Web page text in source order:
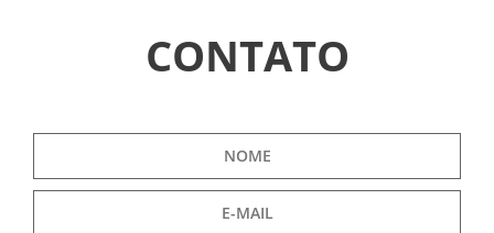
INFORMATIVOS
NOTÍCIAS
CONTATO